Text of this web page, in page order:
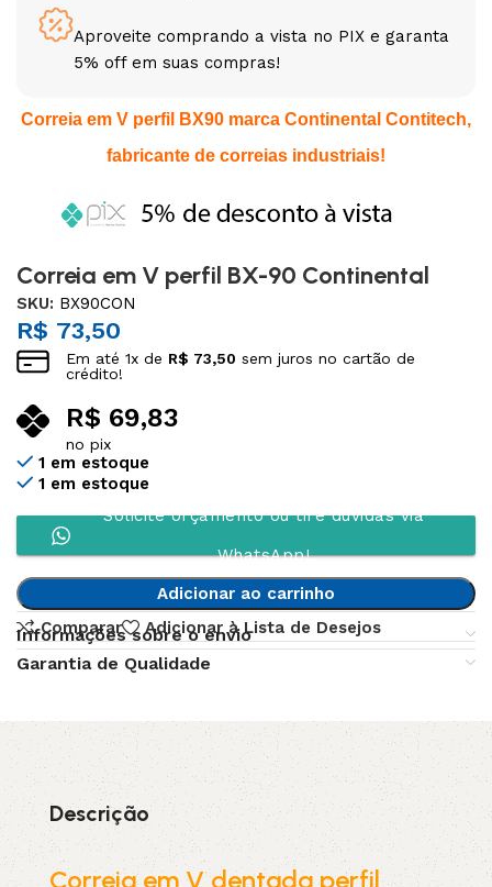
Aproveite comprando a vista no PIX e garanta
5% off em suas compras!
Correia em V perfil BX90 marca Continental Contitech,
fabricante de correias industriais!
Correia em V perfil BX-90 Continental
SKU: BX90CON
R$ 73,50
Em até1x de R$ 73,50 sem juros no cartão de
crédito!
R$ 69,83
no pix
1 em estoque
1 em estoque
Solicite orçamento ou tire dúvidas via
WhatsApp!
Adicionar ao carrinho
Comparar
Adicionar à Lista de Desejos
Informações sobre o envio
Garantia de Qualidade
Descrição
Correia em V dentada perfil